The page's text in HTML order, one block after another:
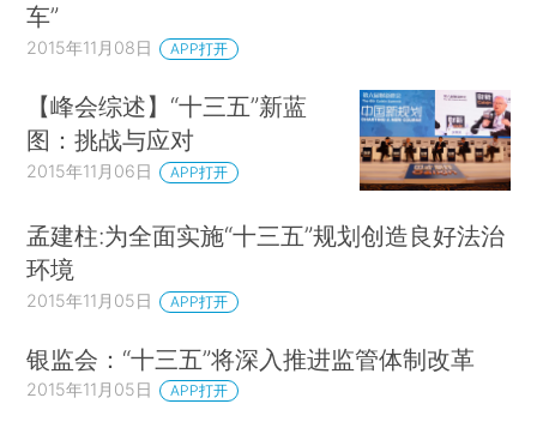
车”
2015年11月08日 APP打开
【峰会综述】“十三五”新蓝
图：挑战与应对
2015年11月06日 APP打开
孟建柱:为全面实施“十三五”规划创造良好法治
环境
2015年11月05日 APP打开
银监会：“十三五”将深入推进监管体制改革
2015年11月05日 APP打开